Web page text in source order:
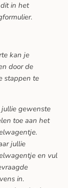
in het
kan je
door de
stappen te
jullie gewenste
toe aan het
jullie
en vul
in.